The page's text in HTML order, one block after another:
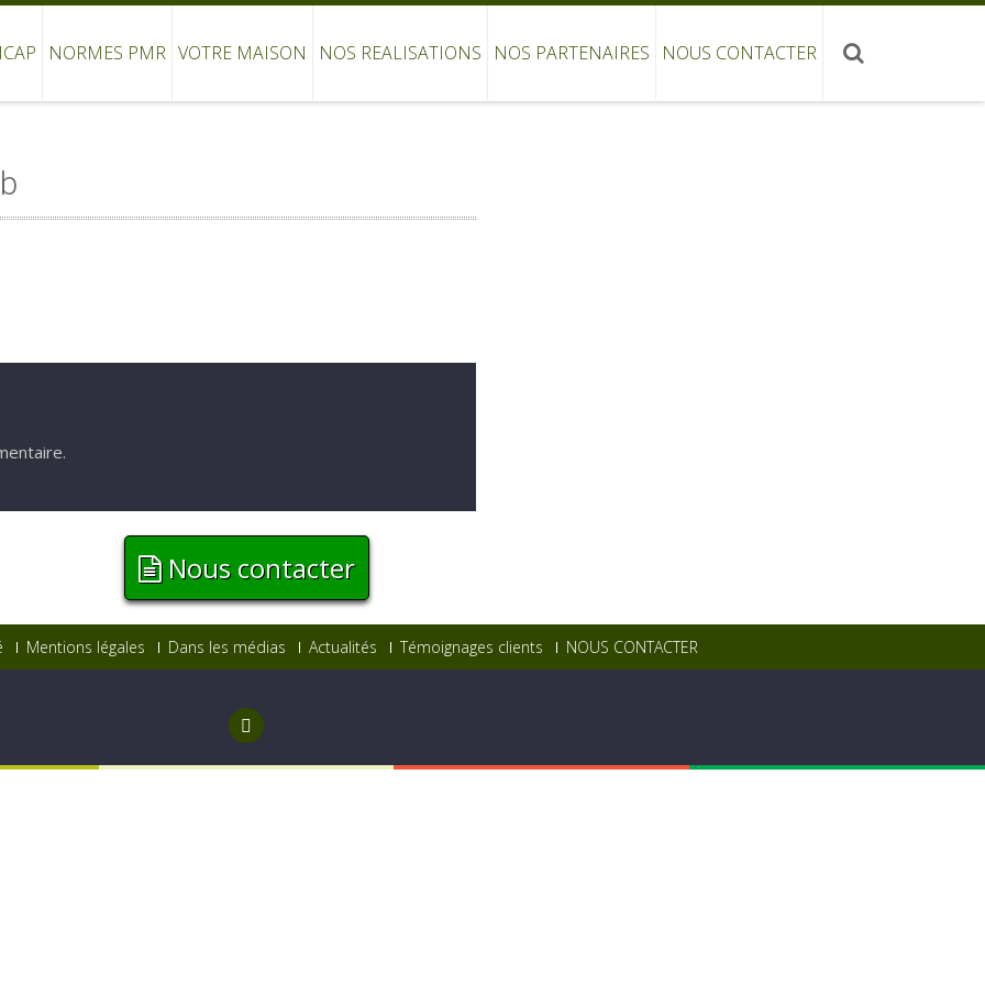
NORMES PMR VOTRE MAISON NOS REALISATIONS NOS PARTENAIRES NOUS CONTACTER
Nous contacter
Mentions légales Dans les médias Actualités Témoignages clients NOUS CONTACTER